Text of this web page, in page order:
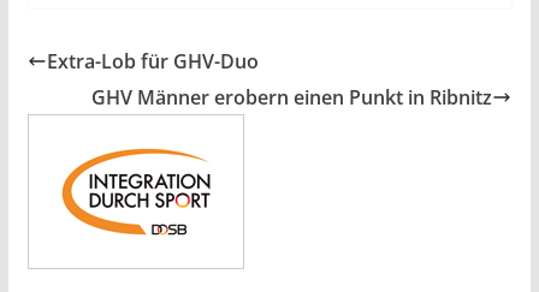
Extra-Lob für GHV-Duo
GHV Männer erobern einen Punkt in Ribnitz